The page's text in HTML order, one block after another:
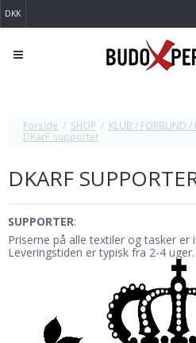
DKK
Forside / SHOP / KLUB / FORBUND /
DKarF supporter
DKARF
SUPPORTER:
Priserne på alle textiler og tasker er
Leveringstiden er typisk fra 2-4 uger.